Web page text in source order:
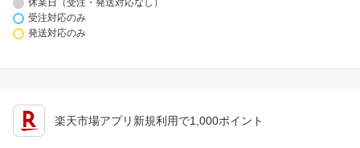
休業日（受注・発送対応なし）
受注対応のみ
発送対応のみ
楽天市場アプリ新規利用で1,000ポイント